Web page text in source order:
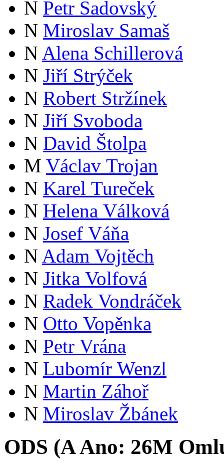
N Petr Sadovský
N Miroslav Samaš
N Alena Schillerová
N Jiří Strýček
N Robert Stržínek
N Jiří Svoboda
N David Štolpa
M Václav Trojan
N Karel Tureček
N Helena Válková
N Josef Váňa
N Adam Vojtěch
N Jitka Volfová
N Radek Vondráček
N Otto Vopěnka
N Petr Vrána
N Lubomír Wenzl
N Martin Záhoř
N Miroslav Žbánek
ODS (AAno: 26M